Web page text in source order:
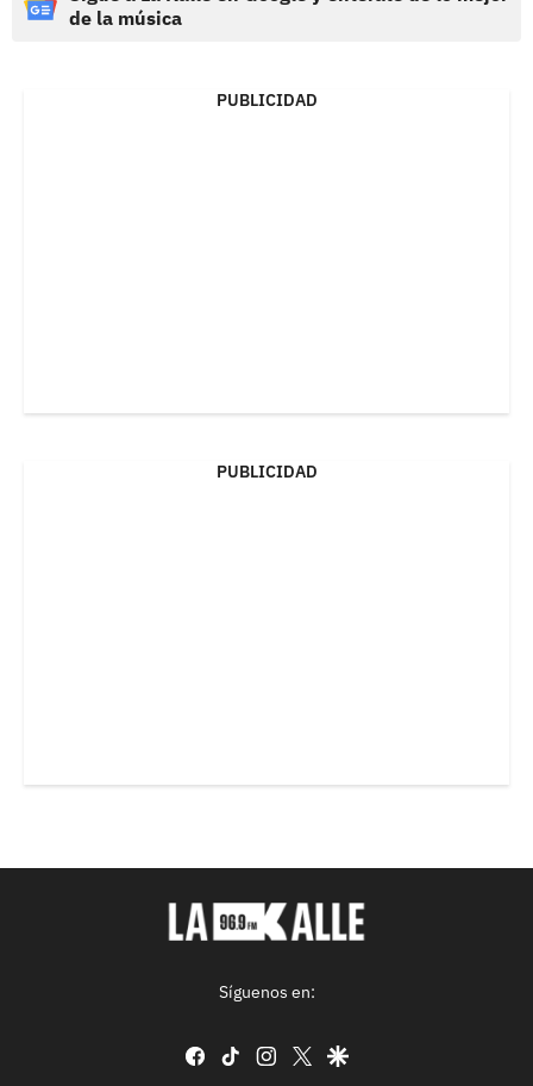
de la música
PUBLICIDAD
PUBLICIDAD
Síguenos en:
facebook
tiktok instagram
twittergoogle